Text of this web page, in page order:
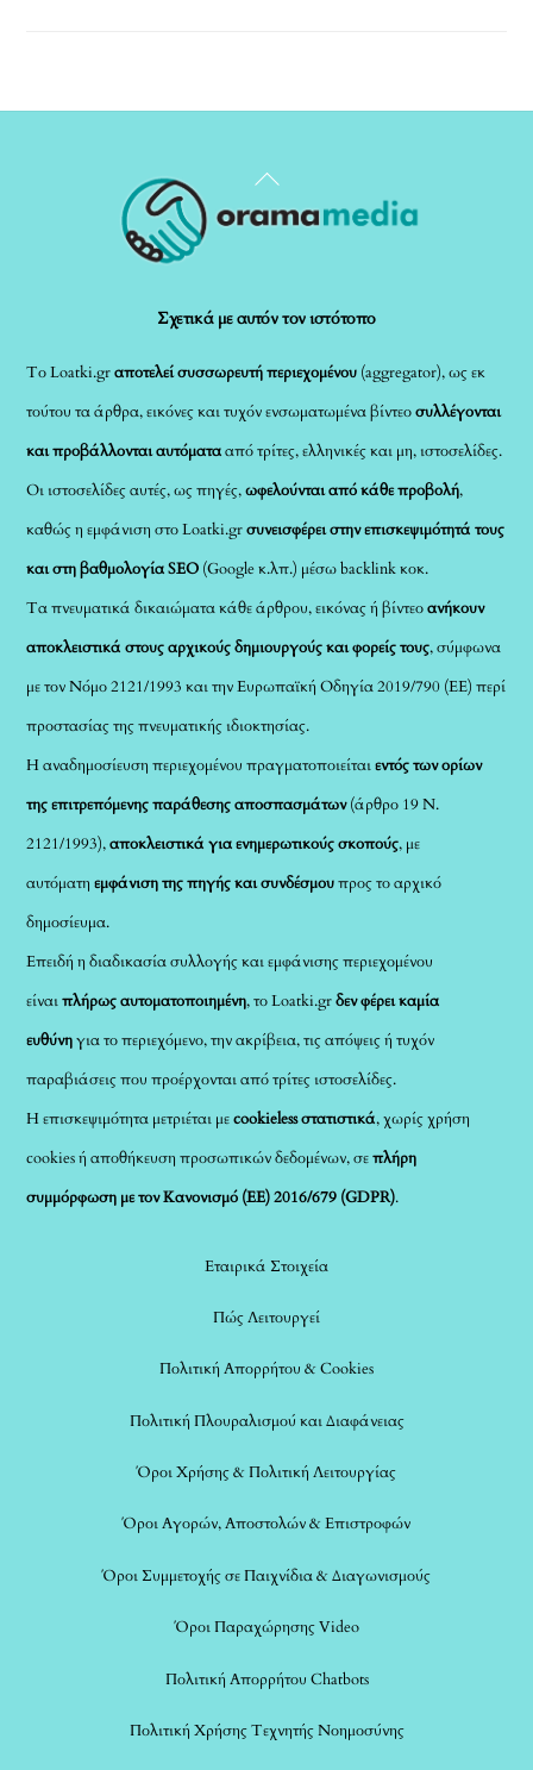
Back
To
Σχετικά με αυτόν τον ιστότοπο
Το Loatki.grαποτελεί συσσωρευτή περιεχομένου (aggregator), ως εκ
τούτου τα άρθρα, εικόνες και τυχόν ενσωματωμένα βίντεοσυλλέγονται
και προβάλλονται αυτόματααπό τρίτες, ελληνικές και μη, ιστοσελίδες.
Οι ιστοσελίδες αυτές, ως πηγές,ωφελούνται από κάθε προβολή,
καθώς η εμφάνιση στο Loatki.grσυνεισφέρει στην επισκεψιμότητά τους
και στη βαθμολογία SEO (Google κ.λπ.) μέσω backlink κοκ.
Τα πνευματικά δικαιώματα κάθε άρθρου, εικόνας ή βίντεοανήκουν
αποκλειστικά στους αρχικούς δημιουργούς και φορείς τους, σύμφωνα
με τον Νόμο 2121/1993 και την Ευρωπαϊκή Οδηγία 2019/790 (ΕΕ) περί
προστασίας της πνευματικής ιδιοκτησίας.
Η αναδημοσίευση περιεχομένου πραγματοποιείταιεντός των ορίων
της επιτρεπόμενης παράθεσης αποσπασμάτων(άρθρο 19 Ν.
2121/1993),αποκλειστικά για ενημερωτικούς σκοπούς, με
αυτόματηεμφάνιση της πηγής και συνδέσμουπρος το αρχικό
δημοσίευμα.
Επειδή η διαδικασία συλλογής και εμφάνισης περιεχομένου
είναιπλήρως αυτοματοποιημένη, το Loatki.grδεν φέρει καμία
ευθύνηγια το περιεχόμενο, την ακρίβεια, τις απόψεις ή τυχόν
παραβιάσεις που προέρχονται από τρίτες ιστοσελίδες.
Η επισκεψιμότητα μετριέται μεcookieless στατιστικά, χωρίς χρήση
cookies ή αποθήκευση προσωπικών δεδομένων, σεπλήρη
συμμόρφωση με τον Κανονισμό (ΕΕ) 2016/679 (GDPR).
Εταιρικά Στοιχεία
Πώς Λειτουργεί
Πολιτική Απορρήτου & Cookies
Πολιτική Πλουραλισμού και Διαφάνειας
Όροι Χρήσης & Πολιτική Λειτουργίας
Όροι Αγορών, Αποστολών & Επιστροφών
Όροι Συμμετοχής σε Παιχνίδια & Διαγωνισμούς
Όροι Παραχώρησης Video
Πολιτική Απορρήτου Chatbots
Πολιτική Χρήσης Τεχνητής Νοημοσύνης